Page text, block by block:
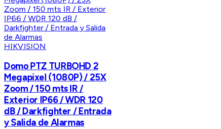
HIKVISION
Domo PTZ TURBOHD 2
Megapixel (1080P) / 25X
Zoom / 150 mts IR /
Exterior IP66 / WDR 120
dB / Darkfighter / Entrada
y Salida de Alarmas